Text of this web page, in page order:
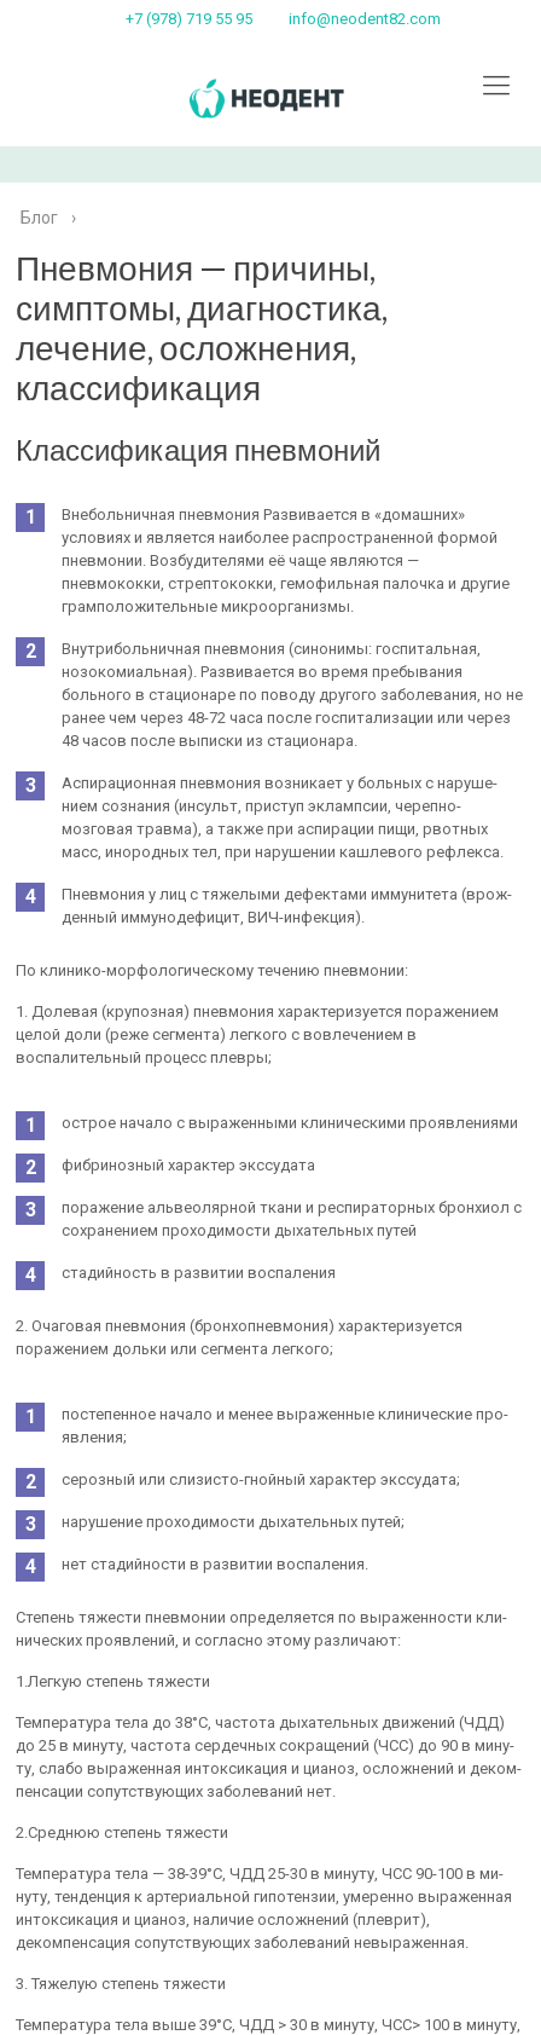
+7 (978) 719 55 95 info@neodent82.com
Блог ›
Пневмония — причины,
симптомы, диагностика,
лечение, осложнения,
классификация
Классификация пневмоний
Внебольничная пневмония Развивается в «домашних»
условиях и является наиболее распространенной формой
пневмонии. Возбудителями её чаще яв­ляются —
пневмококки, стрептококки, гемофильная палочка и другие
грамположительные микроорганизмы.
Внутрибольничная пневмония (синонимы: госпитальная,
нозокомиальная). Развивается во время пребывания
больного в стационаре по поводу другого заболевания, но не
ранее чем через 48-72 часа после госпитализации или через
48 часов после выписки из стационара.
Аспирационная пневмония возникает у больных с наруше­
нием сознания (инсульт, приступ эклампсии, черепно-
мозговая трав­ма), а также при аспирации пищи, рвотных
масс, инородных тел, при нарушении кашлевого рефлекса.
Пневмония у лиц с тяжелыми дефектами иммунитета (врож­
денный иммунодефицит, ВИЧ-инфекция).
По клинико-морфологическому течению пневмонии:
1. Долевая (крупозная) пневмония характеризуется поражением
целой доли (реже сегмента) легкого с вовлечени­ем в
воспалительный процесс плевры;
острое начало с выраженными клиническими проявлениями
фибринозный характер экссудата
поражение альвеолярной ткани и респираторных бронхиол с
сохранением проходимости дыхательных путей
стадийность в развитии воспаления
2. Очаговая пневмония (бронхопневмония) характеризуется
поражением дольки или сегмента легкого;
постепенное начало и менее выраженные клинические про­
явления;
серозный или слизисто-гнойный характер экссудата;
нарушение проходимости дыхательных путей;
нет стадийности в развитии воспаления.
Степень тяжести пневмонии определяется по выраженности кли­
нических проявлений, и согласно этому различают:
1.Легкую степень тяжести
Температура тела до 38°С, частота дыхательных движений (ЧДД)
до 25 в минуту, частота сердечных сокращений (ЧСС) до 90 в мину­
ту, слабо выраженная интоксикация и цианоз, осложнений и деком­
пенсации сопутствующих заболеваний нет.
2.Среднюю степень тяжести
Температура тела — 38-39°С, ЧДД 25-30 в минуту, ЧСС 90-100 в ми­
нуту, тенденция к артериальной гипотензии, умеренно выраженная
интоксикация и цианоз, наличие осложнений (плеврит),
декомпенса­ция сопутствующих заболеваний невыраженная.
3. Тяжелую степень тяжести
Температура тела выше 39°С, ЧДД > 30 в минуту, ЧСС> 100 в ми­нуту,